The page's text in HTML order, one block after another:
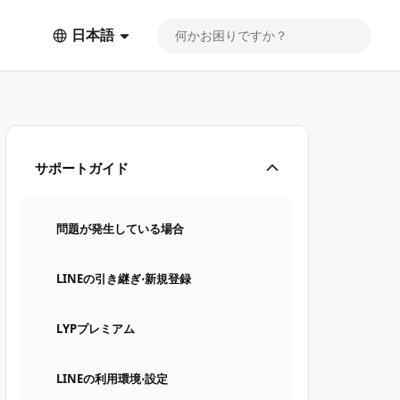
日本語
サポートガイド
問題が発生している場合
LINEの引き継ぎ⋅新規登録
LYPプレミアム
LINEの利用環境⋅設定